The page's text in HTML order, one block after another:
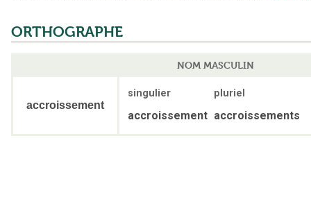
ORTHOGRAPHE
NOM MASCULIN
accroissement
singulier pluriel
accroissement accroissements